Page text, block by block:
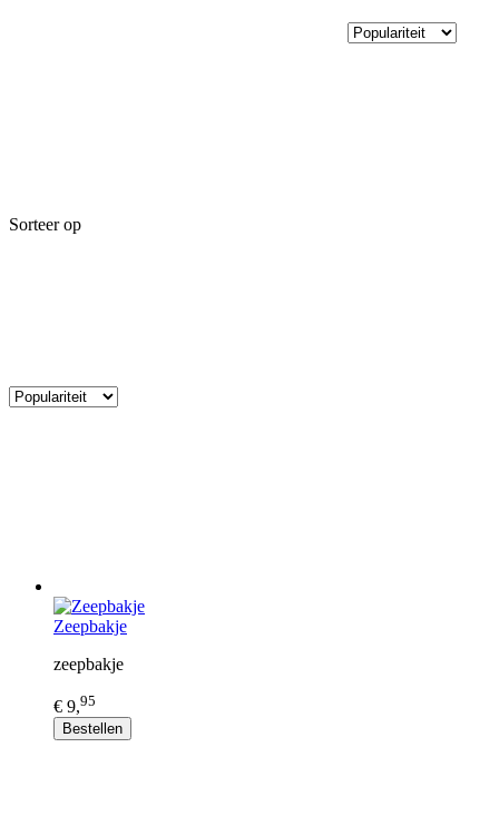
Sorteer op
Zeepbakje
zeepbakje
€ 9,95
Bestellen